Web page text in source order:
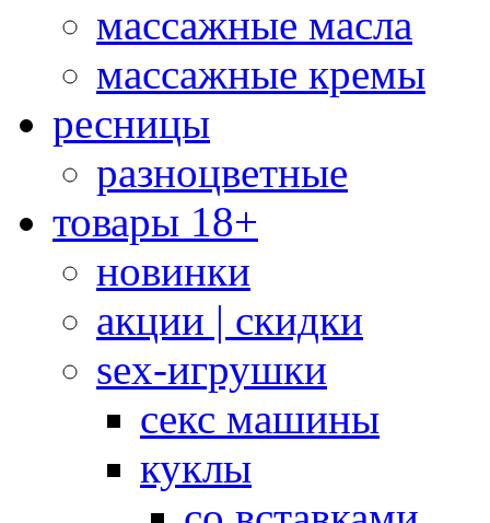
массажные масла
массажные кремы
ресницы
разноцветные
товары 18+
новинки
акции | скидки
sex-игрушки
секс машины
куклы